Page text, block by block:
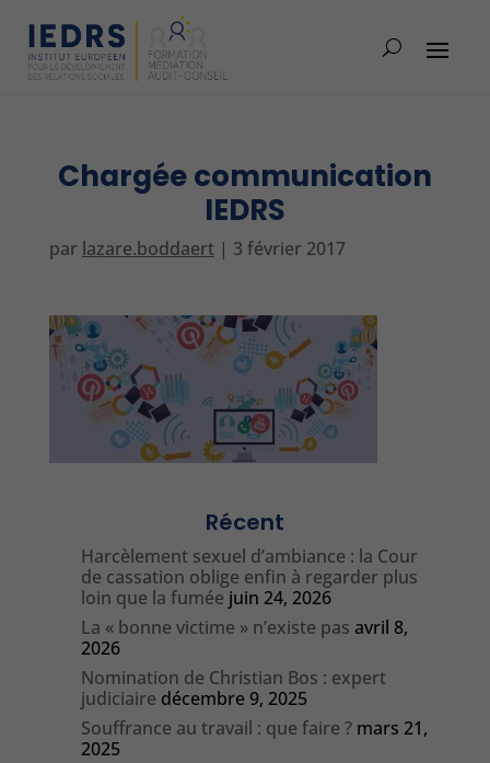
Chargée communication
IEDRS
par lazare.boddaert| 3 février 2017
Récent
Harcèlement sexuel d’ambiance : la Cour
de cassation oblige enfin à regarder plus
loin que la fumée juin 24, 2026
La « bonne victime » n’existe pas avril 8,
2026
Nomination de Christian Bos : expert
judiciaire décembre 9, 2025
Souffrance au travail : que faire ? mars 21,
2025